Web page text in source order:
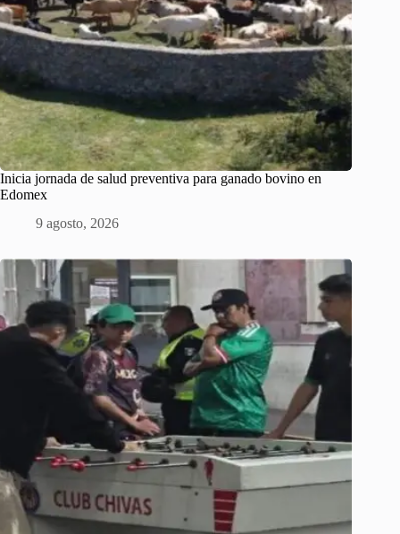
Inicia jornada de salud preventiva para ganado bovino en
Edomex
9 agosto, 2026